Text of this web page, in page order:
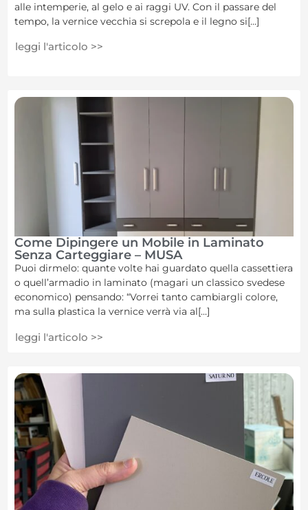
alle intemperie, al gelo e ai raggi UV. Con il passare del
tempo, la vernice vecchia si screpola e il legno si[...]
leggi l'articolo >>
Come Dipingere un Mobile in Laminato
Senza Carteggiare – MUSA
Puoi dirmelo: quante volte hai guardato quella cassettiera
o quell’armadio in laminato (magari un classico svedese
economico) pensando: “Vorrei tanto cambiargli colore,
ma sulla plastica la vernice verrà via al[...]
leggi l'articolo >>